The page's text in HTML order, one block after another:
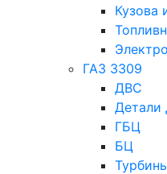
Кузова
ГАЗ 3309
ДВС
Детали
ГБЦ
БЦ